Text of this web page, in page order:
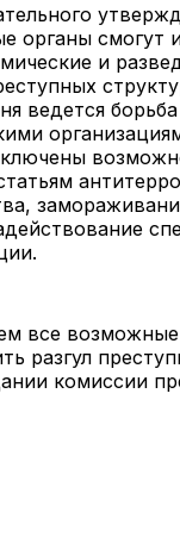
органы смогут
и
ведется
все
разгул
комиссии